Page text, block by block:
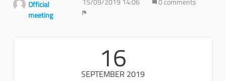
Official
meeting
16
SEPTEMBER 2019